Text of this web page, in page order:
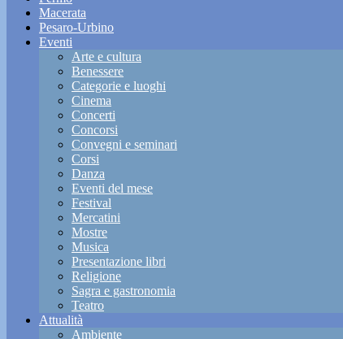
Macerata
Pesaro-Urbino
Eventi
Arte e cultura
Benessere
Categorie e luoghi
Cinema
Concerti
Concorsi
Convegni e seminari
Corsi
Danza
Eventi del mese
Festival
Mercatini
Mostre
Musica
Presentazione libri
Religione
Sagra e gastronomia
Teatro
Attualità
Ambiente